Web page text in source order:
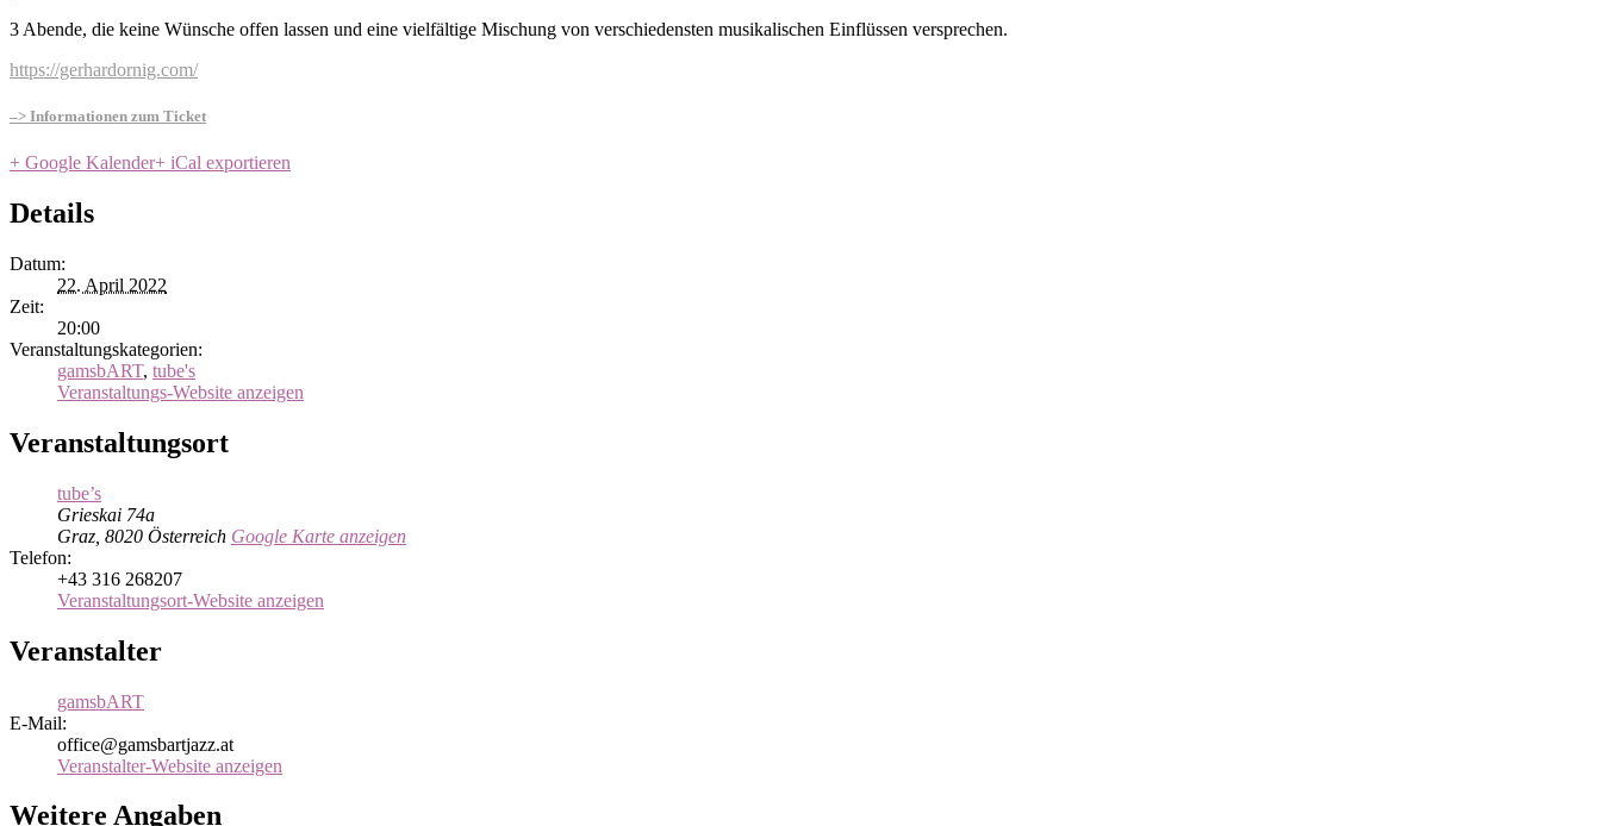
3 Abende, die keine Wünsche offen lassen und eine vielfältige Mischung von verschiedensten musikalischen Einflüssen versprechen.
https://gerhardornig.com/
–> Informationen zum Ticket
+ Google Kalender+ iCal exportieren
Details
Datum:
22. April 2022
Zeit:
20:00
Veranstaltungskategorien:
gamsbART, tube's
Veranstaltungs-Website anzeigen
Veranstaltungsort
tube’s
Grieskai 74a
Graz 8020 Österreich Google Karte anzeigen
Telefon:
+43 316 268207
Veranstaltungsort-Website anzeigen
Veranstalter
gamsbART
E-Mail:
office@gamsbartjazz.at
Veranstalter-Website anzeigen
Weitere Angaben